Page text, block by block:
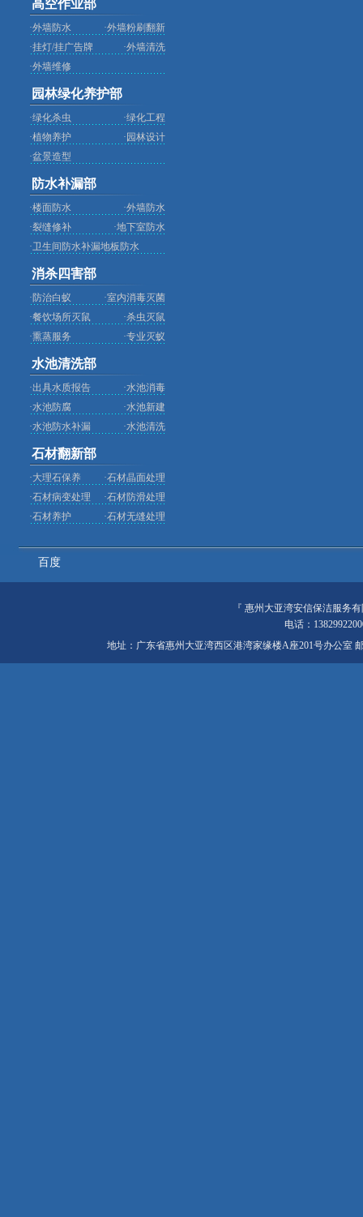
高空作业部
·外墙防水 ·外墙粉刷翻新
·挂灯/挂广告牌 ·外墙清洗
·外墙维修
园林绿化养护部
·绿化杀虫 ·绿化工程
·植物养护 · 园林设计
·盆景造型
防水补漏部
·楼面防水 ·外墙防水
·裂缝修补 ·地下室防水
·卫生间防水补漏地板防水
消杀四害部
· 防治白蚁 ·室内消毒灭菌
·餐饮场所灭鼠 ·杀虫灭鼠
·熏蒸服务 ·专业灭蚁
水池清洗部
·出具水质报告 ·水池消毒
·水池防腐 ·水池新建
·水池防水补漏 ·水池清洗
石材翻新部
·大理石保养 ·石材晶面处理
·石材病变处理 ·石材防滑处理
·石材养护 ·石材无缝处理
百度
『 惠州大亚湾安信保洁服务
电话：
地址：广东省惠州大亚湾西区港湾家缘楼A座201号办公室